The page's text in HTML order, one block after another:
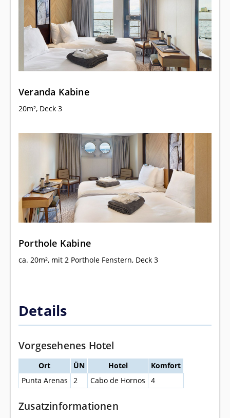
Veranda Kabine
20m², Deck 3
Porthole Kabine
ca. 20m², mit 2 Porthole Fenstern, Deck 3
Details
Vorgesehenes Hotel
Ort ÜN Hotel
Komfort
Punta Arenas
2 Cabo de Hornos 4
Zusatzinformationen